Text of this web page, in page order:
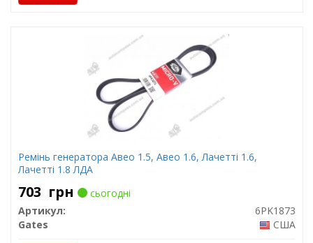
Ремінь генератора Авео 1.5, Авео 1.6, Лачетті 1.6,
Лачетті 1.8 ЛДА
703 грн
сьогодні
Артикул:
6PK1873
Gates
США